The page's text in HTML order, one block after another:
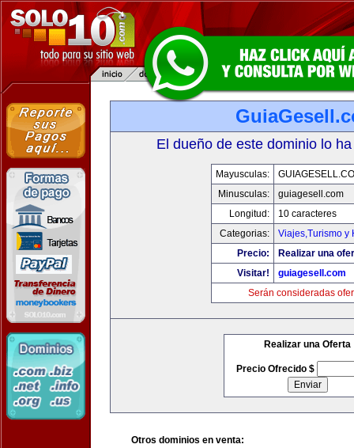
El dueño de este dominio lo
Mayusculas:
Minusculas:
guiagesell.com
Longitud:
10 caracteres
Categorias:
Viajes,Turismo y
Precio:
Realizar una
Visitar!
guiagesell.com
Serán consideradas
Realizar una Oferta
Precio Ofrecido $
Otros dominios en venta: